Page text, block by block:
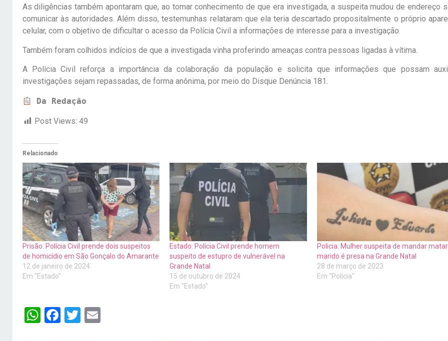
As diligências também apontaram que, ao tomar conhecimento de que era investigada, a suspeita mudou de endereço
comunicar às autoridades. Além disso, testemunhas relataram que ela teria descartado propositalmente o próprio
celular, com o objetivo de dificultar o acesso da Polícia Civil a informações de interesse para a investigação.
Também foram colhidos indícios de que a investigada vinha proferindo ameaças contra pessoas ligadas à vítima.
A Polícia Civil reforça a importância da colaboração da população e solicita que informações que possam
investigações sejam repassadas, de forma anônima, por meio do Disque Denúncia 181.
Da Redação
Post Views: 49
Relacionado
Prisão: Polícia Civil prende dois suspeitos
de homicídio em São Gonçalo do Amarante
12 de janeiro de 2024
Em "Estado"
Estado: Polícia Civil prende homem
suspeito de estupro de vulnerável na
Grande Natal
15 de outubro de 2024
Em "Estado"
Policia: Mulher suspeita de mandar
marido é presa na Grande Natal
28 de março de 2023
Em "Polícia"
WhatsApp
Facebook
Twitter
Email